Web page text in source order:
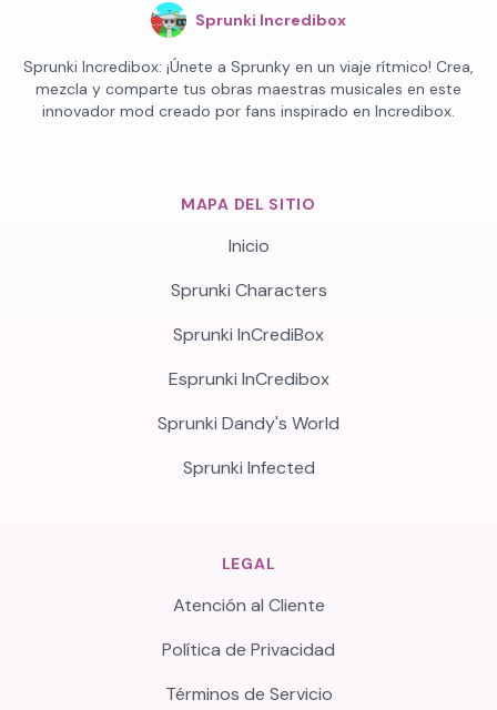
Sprunki Incredibox
Sprunki Incredibox: ¡Únete a Sprunky en un viaje rítmico! Crea,
mezcla y comparte tus obras maestras musicales en este
innovador mod creado por fans inspirado en Incredibox.
MAPA DEL SITIO
Inicio
Sprunki Characters
Sprunki InCrediBox
Esprunki InCredibox
Sprunki Dandy's World
Sprunki Infected
LEGAL
Atención al Cliente
Política de Privacidad
Términos de Servicio